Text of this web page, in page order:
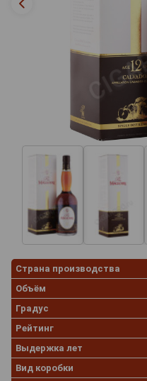
Страна производства
Объём
Градус
Рейтинг
Выдержка лет
Вид коробки